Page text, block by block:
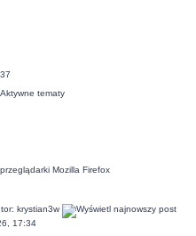
Aktywne tematy
Mozilla Firefox
krystian3w
17:34